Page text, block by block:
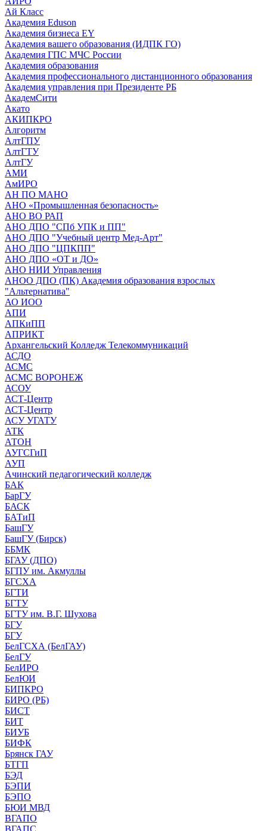
Ай Класс
Академия Eduson
Академия бизнеса EY
Академия вашего образования (ИДПК ГО)
Академия ГПС МЧС России
Академия образования
Академия профессионального дистанционного образования
Академия управления при Президенте РБ
АкадемСити
Акато
АКИПКРО
Алгоритм
АлтГПУ
АлтГТУ
АлтГУ
АМИ
АмИРО
АН ПО МАНО
АНО «Промышленная безопасность»
АНО ВО РАП
АНО ДПО "СПб УПК и ПП"
АНО ДПО "Учебный центр Мед-Арт"
АНО ДПО "ЦПКПП"
АНО ДПО «ОТ и ДО»
АНО НИИ Управления
АНОО ДПО (ПК) Академия образования взрослых
"Альтернатива"
АО ИОО
АПИ
АПКиПП
АПРИКТ
Архангельский Колледж Телекоммуникаций
АСДО
АСМС
АСМС ВОРОНЕЖ
АСОУ
АСТ-Центр
АСТ-Центр
АСУ УГАТУ
АТК
АТОН
АУГСГиП
АУП
Ачинский педагогический колледж
БАК
БарГУ
БАСК
БАТиП
БашГУ
БашГУ (Бирск)
ББМК
БГАУ (ДПО)
БГПУ им. Акмуллы
БГСХА
БГТИ
БГТУ
БГТУ им. В.Г. Шухова
БГУ
БГУ
БелГСХА (БелГАУ)
БелГУ
БелИРО
БелЮИ
БИПКРО
БИРО (РБ)
БИСТ
БИТ
БИУБ
БИФК
Брянск ГАУ
БТГП
БЭД
БЭПИ
БЭПО
БЮИ МВД
ВГАПО
ВГАПС